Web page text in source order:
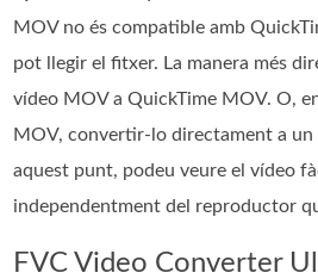
MOV no és compatible amb
pot llegir el fitxer. La manera més
vídeo MOV a QuickTime MOV. O,
MOV, convertir-lo directament a
aquest punt, podeu veure el vídeo
independentment del reproductor
FVC Video Converter